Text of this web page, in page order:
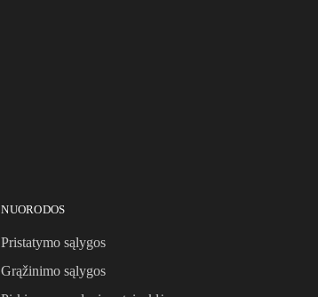
NUORODOS
Pristatymo sąlygos
Grąžinimo sąlygos